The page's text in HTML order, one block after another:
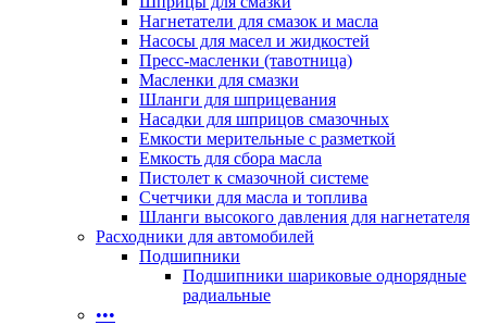
Нагнетатели для смазок и масла
Насосы для масел и жидкостей
Пресс-масленки (тавотница)
Масленки для смазки
Шланги для шприцевания
Насадки для шприцов смазочных
Емкости мерительные с разметкой
Емкость для сбора масла
Пистолет к смазочной системе
Счетчики для масла и топлива
Шланги высокого давления для нагнетателя
Расходники для автомобилей
Подшипники
Подшипники шариковые однорядные
радиальные
•••